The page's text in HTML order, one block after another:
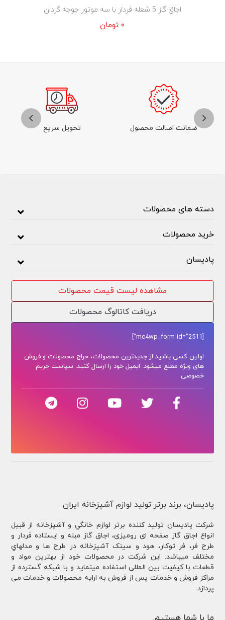
اجاق گاز 5 شعله فردار با سه موتور جوجه گردان
۰ تومان
ضمانت اصالت محصول تحویل سریع
دسته های محصولات
خرید محصولات
پادیسان
مشاهده لیست قیمت محصولات
دریافت کاتالوگ محصولات
[mc4wp_form id="2511"]
اولین کسی باشید از جدیدترین محصولات، حراج محصولات و فروش
های ویژه مطلع میشود. ایمیل خود را ارسال کنید. سیاست حریم
خصوصی
پادیسان، برند برتر تولید لوازم آشپزخانه ایران
شركت پادیسان توليد کننده برتر لوازم خانگي و آشپزخانه از قبيل
انواع اجاق گاز صفحه ای رومیزی، اجاق گاز مبله و ایستاده فردار و
طرح فر، فر توكار، هود و سینک آشپزخانه در طرح ها و مدلهاي
مختلف ميباشد. این شرکت در محصولات خود از بهترین مواد و
قطعات با کیفیت بین المللی استفاده مینماید و با شبکه گسترده از
مراکز فروش و خدمات پس از فروش به ارایه محصولات و خدمات می
پردازد.